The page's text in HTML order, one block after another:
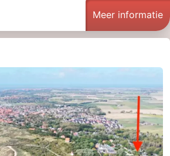
Meer informatie